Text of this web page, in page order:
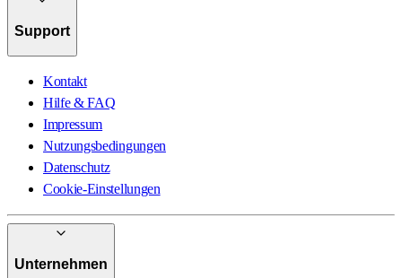
Support
Kontakt
Hilfe & FAQ
Impressum
Nutzungsbedingungen
Datenschutz
Cookie-Einstellungen
Unternehmen